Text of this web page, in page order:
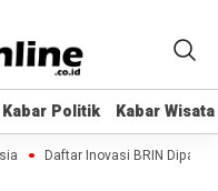
Kabar Politik Kabar Wisata
Kabar Politik Kabar Wisata
Daftar Inovasi BRIN